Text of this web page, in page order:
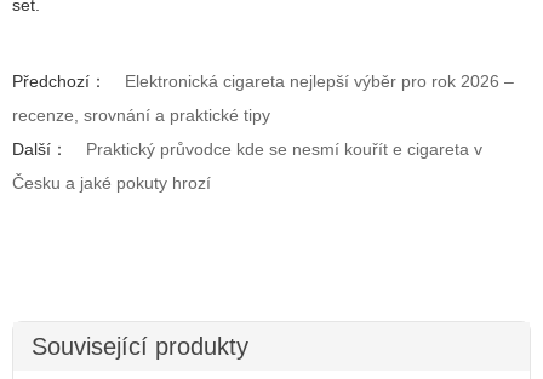
set.
Předchozí：
Elektronická cigareta nejlepší výběr pro rok 2026 –
recenze, srovnání a praktické tipy
Další：
Praktický průvodce kde se nesmí kouřít e cigareta v
Česku a jaké pokuty hrozí
Související produkty